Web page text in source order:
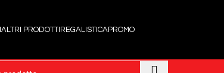
ALTRI PRODOTTI REGALISTICAPROMO